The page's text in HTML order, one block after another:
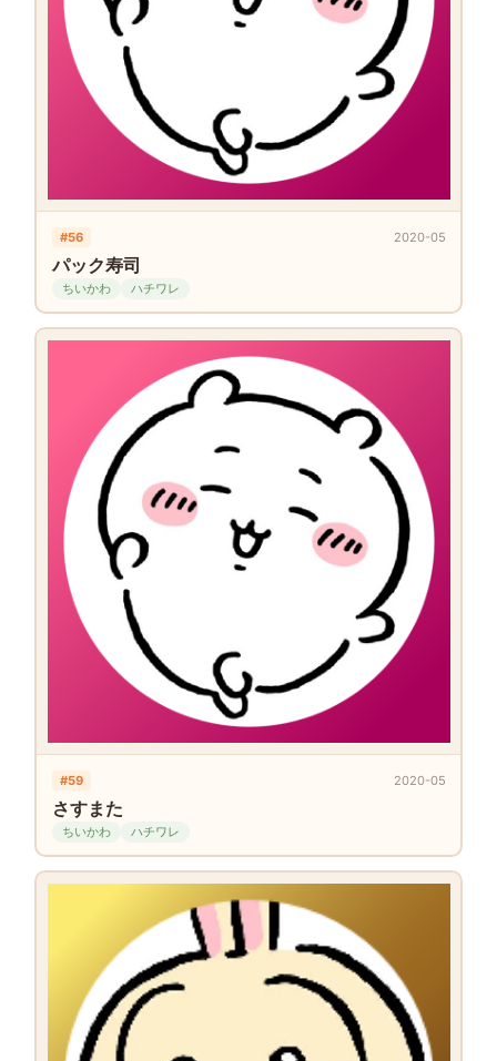
#56 2020-05
パック寿司
ちいかわ ハチワレ
#59 2020-05
さすまた
ちいかわ ハチワレ